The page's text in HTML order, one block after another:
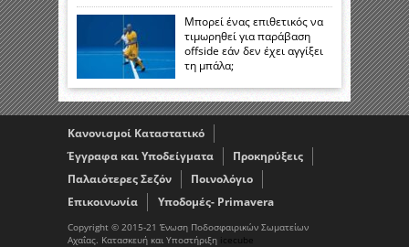
Μπορεί ένας επιθετικός να
τιμωρηθεί για παράβαση
offside εάν δεν έχει αγγίξει
τη μπάλα;
Κανονισμοί Καταστατικό
Έγγραφα και Υποδείγματα
Προκηρύξεις
Παλαιότερες Σεζόν
Ποινολόγιο
Επικοινωνία
Υποδομές- Primavera
Copyright © 2015-21 Ένωση Ποδοσφαιρικών Σωματείων
Αχαΐας. Κατασκευή και Υποστήριξη icecube